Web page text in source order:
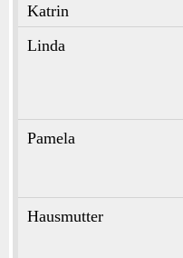
Katrin
Linda
Pamela
Hausmutter